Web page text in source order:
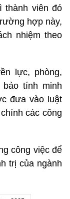
thành viên đó
hợp này,
nhiệm theo
lực, phòng,
tính minh
đưa vào luật
các công
công việc để
trị của ngành